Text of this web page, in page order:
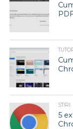
STIRI
5